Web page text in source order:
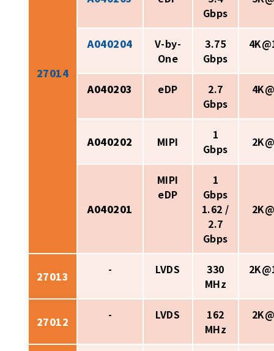
27014
Gbps
A040204
V-by-
One
3.75
Gbps
A040203 eDP
2.7
Gbps
A040202 MIPI
1
Gbps
A040201
MIPI
eDP
1
Gbps
1.62 /
2.7
Gbps
27013 - LVDS
330
MHz
27012 - LVDS
162
MHz